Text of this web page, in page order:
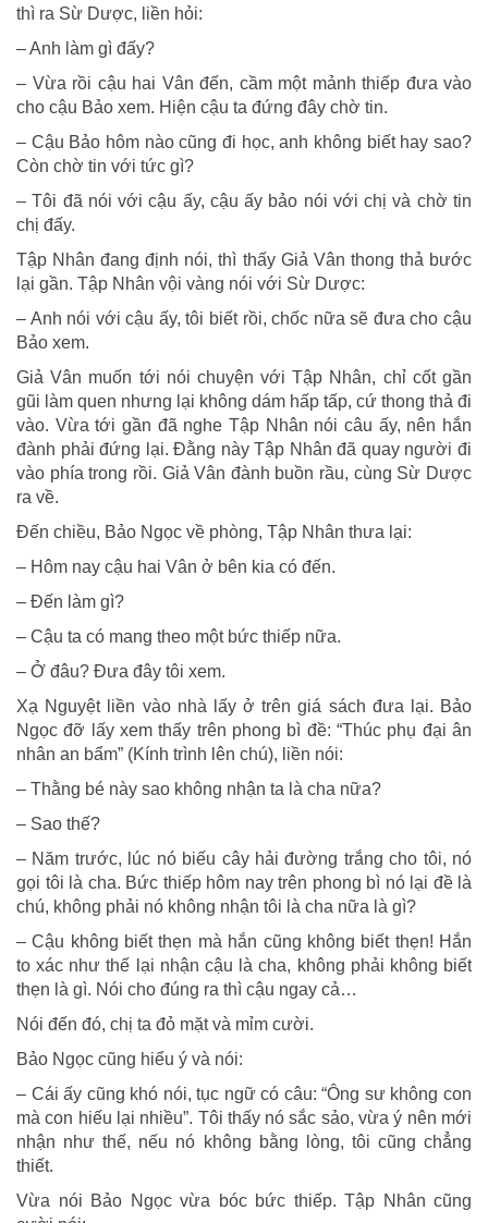
thì ra Sừ Dược, liền hỏi:
– Anh làm gì đấy?
– Vừa rồi cậu hai Vân đến, cầm một mảnh thiếp đưa vào
cho cậu Bảo xem. Hiện cậu ta đứng đây chờ tin.
– Cậu Bảo hôm nào cũng đi học, anh không biết hay sao?
Còn chờ tin với tức gì?
– Tôi đã nói với cậu ấy, cậu ấy bảo nói với chị và chờ tin
chị đấy.
Tập Nhân đang định nói, thì thấy Giả Vân thong thả bước
lại gần. Tập Nhân vội vàng nói với Sừ Dược:
– Anh nói với cậu ấy, tôi biết rồi, chốc nữa sẽ đưa cho cậu
Bảo xem.
Giả Vân muốn tới nói chuyện với Tập Nhân, chỉ cốt gần
gũi làm quen nhưng lại không dám hấp tấp, cứ thong thả đi
vào. Vừa tới gần đã nghe Tập Nhân nói câu ấy, nên hắn
đành phải đứng lại. Đằng này Tập Nhân đã quay người đi
vào phía trong rồi. Giả Vân đành buồn rầu, cùng Sừ Dược
ra về.
Đến chiều, Bảo Ngọc về phòng, Tập Nhân thưa lại:
– Hôm nay cậu hai Vân ở bên kia có đến.
– Đến làm gì?
– Cậu ta có mang theo một bức thiếp nữa.
– Ở đâu? Đưa đây tôi xem.
Xạ Nguyệt liền vào nhà lấy ở trên giá sách đưa lại. Bảo
Ngọc đỡ lấy xem thấy trên phong bì đề: “Thúc phụ đại ân
nhân an bẩm” (Kính trình lên chú), liền nói:
– Thằng bé này sao không nhận ta là cha nữa?
– Sao thế?
– Năm trước, lúc nó biếu cây hải đường trắng cho tôi, nó
gọi tôi là cha. Bức thiếp hôm nay trên phong bì nó lại đề là
chú, không phải nó không nhận tôi là cha nữa là gì?
– Cậu không biết thẹn mà hắn cũng không biết thẹn! Hắn
to xác như thế lại nhận cậu là cha, không phải không biết
thẹn là gì. Nói cho đúng ra thì cậu ngay cả…
Nói đến đó, chị ta đỏ mặt và mỉm cười.
Bảo Ngọc cũng hiểu ý và nói:
– Cái ấy cũng khó nói, tục ngữ có câu: “Ông sư không con
mà con hiếu lại nhiều”. Tôi thấy nó sắc sảo, vừa ý nên mới
nhận như thế, nếu nó không bằng lòng, tôi cũng chẳng
thiết.
Vừa nói Bảo Ngọc vừa bóc bức thiếp. Tập Nhân cũng